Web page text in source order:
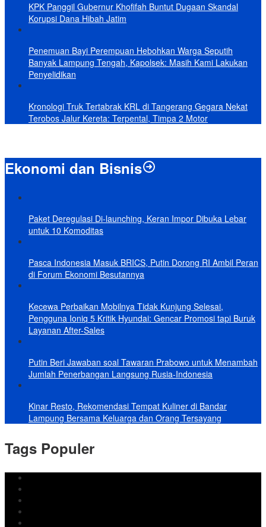
KPK Panggil Gubernur Khofifah Buntut Dugaan Skandal
Korupsi Dana Hibah Jatim
Penemuan Bayi Perempuan Hebohkan Warga Seputih
Banyak Lampung Tengah, Kapolsek: Masih Kami Lakukan
Penyelidikan
Kronologi Truk Tertabrak KRL di Tangerang Gegara Nekat
Terobos Jalur Kereta: Terpental, Timpa 2 Motor
Ekonomi dan Bisnis
Paket Deregulasi Di-launching, Keran Impor Dibuka Lebar
untuk 10 Komoditas
Pasca Indonesia Masuk BRICS, Putin Dorong RI Ambil Peran
di Forum Ekonomi Besutannya
Kecewa Perbaikan Mobilnya Tidak Kunjung Selesai,
Pengguna Ioniq 5 Kritik Hyundai: Gencar Promosi tapi Buruk
Layanan After-Sales
Putin Beri Jawaban soal Tawaran Prabowo untuk Menambah
Jumlah Penerbangan Langsung Rusia-Indonesia
Kinar Resto, Rekomendasi Tempat Kuliner di Bandar
Lampung Bersama Keluarga dan Orang Tersayang
Tags Populer